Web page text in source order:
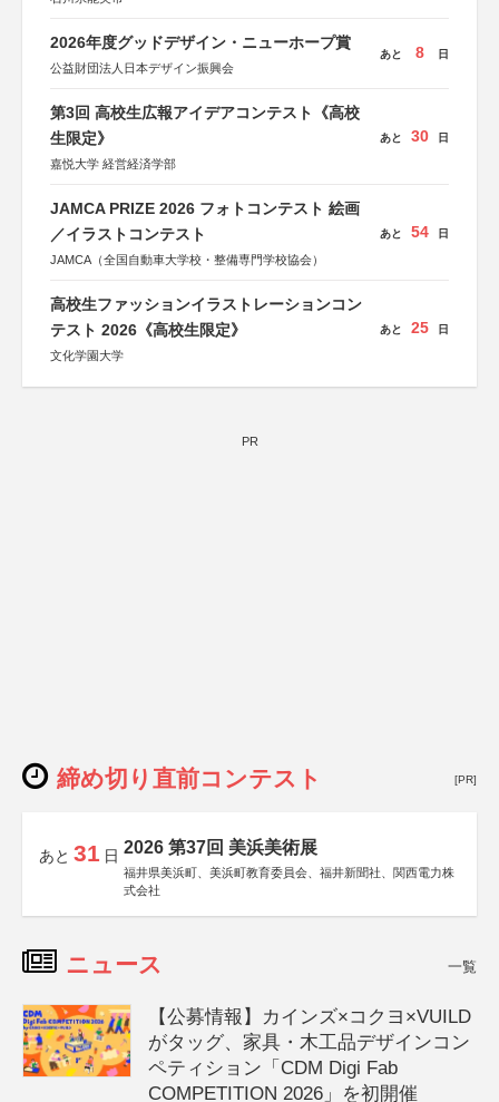
2026年度グッドデザイン・ニューホープ賞
公益財団法人日本デザイン振興会
あと 8 日
第3回 高校生広報アイデアコンテスト《高校
生限定》
嘉悦大学 経営経済学部
あと 30 日
JAMCA PRIZE 2026 フォトコンテスト 絵画
／イラストコンテスト
JAMCA（全国自動車大学校・整備専門学校協会）
あと 54 日
高校生ファッションイラストレーションコン
テスト 2026《高校生限定》
文化学園大学
あと 25 日
PR
締め切り直前コンテスト [PR]
あと 31 日 2026 第37回 美浜美術展
福井県美浜町、美浜町教育委員会、福井新聞社、関西電力株
式会社
ニュース 一覧
【公募情報】カインズ×コクヨ×VUILD
がタッグ、家具・木工品デザインコン
ペティション「CDM Digi Fab
COMPETITION 2026」を初開催